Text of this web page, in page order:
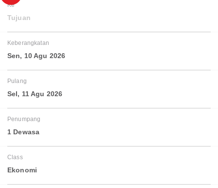
Ke
Tujuan
Keberangkatan
Sen, 10 Agu 2026
Pulang
Sel, 11 Agu 2026
Penumpang
1 Dewasa
Class
Ekonomi